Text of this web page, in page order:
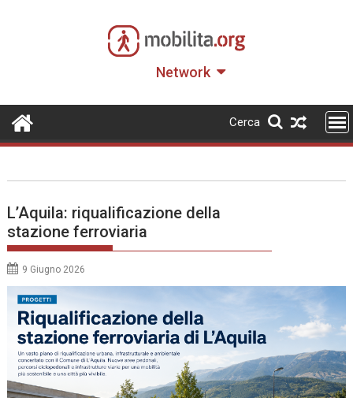
Network
Cerca
L’Aquila: riqualificazione della
stazione ferroviaria
9 Giugno 2026